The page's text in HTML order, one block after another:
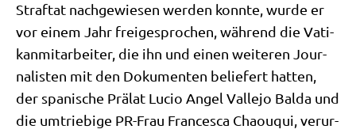
Straf­tat nach­ge­wie­sen wer­den konn­te, wur­de er
vor einem Jahr frei­ge­spro­chen, wäh­rend die Vati­
kan­mit­ar­bei­ter, die ihn und einen wei­te­ren Jour­
na­li­sten mit den Doku­men­ten belie­fert hat­ten,
der spa­ni­sche Prä­lat Lucio Angel Val­le­jo Bal­da und
die umtrie­bi­ge PR-Frau Fran­ce­s­ca Chaou­qui, ver­ur­